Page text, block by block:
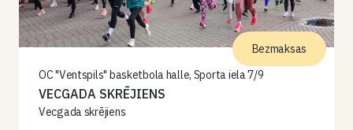
OC "Ventspils" basketbola halle, Sporta iela 7/9
VECGADA SKRĒJIENS
Vecgada skrējiens
Bezmaksas